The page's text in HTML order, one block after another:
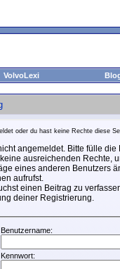
VolvoLexi
oder du hast keine Rechte diese
angemeldet. Bitte fülle
ausreichenden Rechte,
eines anderen Benutzers
aufrufst.
einen Beitrag zu
deiner Registrierung.
Benutzername:
Kennwort: